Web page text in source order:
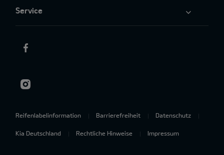
Service
Reifenlabelinformation Barrierefreiheit Datenschutz
Kia Deutschland Rechtliche Hinweise Impressum